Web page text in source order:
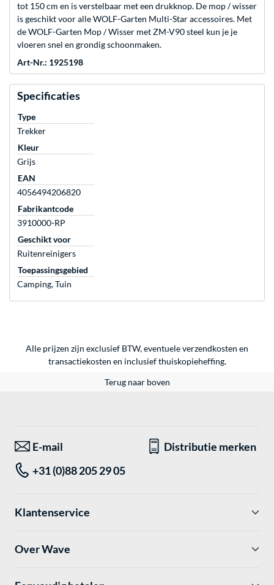
tot 150 cm en is verstelbaar met een drukknop. De mop / wisser
is geschikt voor alle WOLF-Garten Multi-Star accessoires. Met
de WOLF-Garten Mop / Wisser met ZM-V90 steel kun je je
vloeren snel en grondig schoonmaken.
Art-Nr.: 1925198
Specificaties
Type
Trekker
Kleur
Grijs
EAN
4056494206820
Fabrikantcode
3910000-RP
Geschikt voor
Ruitenreinigers
Toepassingsgebied
Camping, Tuin
Alle prijzen zijn exclusief BTW, eventuele verzendkosten en
transactiekosten en inclusief thuiskopieheffing.
Terug naar boven
E-mail
Distributie merken
+31 (0)88 205 29 05
Klantenservice
Over Wave